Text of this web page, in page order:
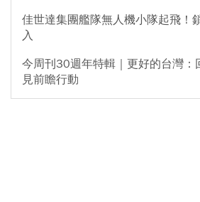
佳世達集團艦隊無人機小隊起飛！
入
今周刊30週年特輯｜更好的台灣：
見前瞻行動